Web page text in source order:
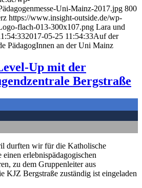
Uni-Mainz-2017.jpg 800
https://www.insight-outside.de/wp-
flach-013-300x107.png Lara und
2017-05-25 11:54:33Auf der
PädagogInnen an der Uni Mainz
Up mit der
Bergstraße
durften wir für die Katholische
einen erlebnispädagogischen
zu dem Gruppenleiter aus
KJZ Bergstraße zuständig ist eingeladen